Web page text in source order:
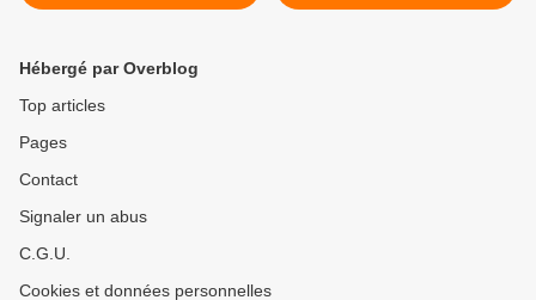
Hébergé par Overblog
Top articles
Pages
Contact
Signaler un abus
C.G.U.
Cookies et données personnelles